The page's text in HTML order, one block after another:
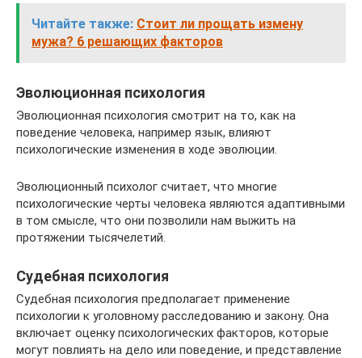
Читайте также: Стоит ли прощать измену
мужа? 6 решающих факторов
Эволюционная психология
Эволюционная психология смотрит на то, как на
поведение человека, например язык, влияют
психологические изменения в ходе эволюции.
Эволюционный психолог считает, что многие
психологические черты человека являются адаптивными
в том смысле, что они позволили нам выжить на
протяжении тысячелетий.
Судебная психология
Судебная психология предполагает применение
психологии к уголовному расследованию и закону. Она
включает оценку психологических факторов, которые
могут повлиять на дело или поведение, и представление